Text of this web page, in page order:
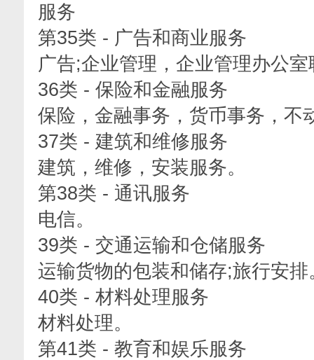
服务
第35类 - 广告和商业服务
广告;企业管理，企业管理办公室
36类 - 保险和金融服务
保险，金融事务，货币事务，不
37类 - 建筑和维修服务
建筑，维修，安装服务。
第38类 - 通讯服务
电信。
39类 - 交通运输和仓储服务
运输货物的包装和储存;旅行安​​排
40类 - 材料处理服务
材料处理。
第41类 - 教育和娱乐服务